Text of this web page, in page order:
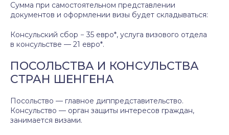
Сумма при самостоятельном представлении
документов и оформлении визы будет складываться:
Консульский сбор − 35 евро*, услуга визового отдела
в консульстве — 21 евро*.
ПОСОЛЬСТВА И КОНСУЛЬСТВА
СТРАН ШЕНГЕНА
Посольство — главное диппредставительство.
Консульство — орган защиты интересов граждан,
занимается визами.